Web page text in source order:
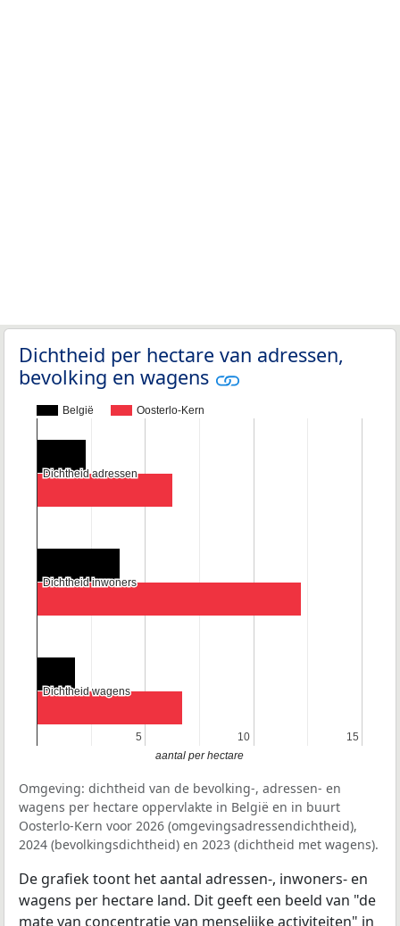
Dichtheid per hectare van adressen,
bevolking en wagens
België Oosterlo-Kern
5
5 10
10 15
15
Dichtheid adressen
Dichtheid adressen
Dichtheid inwoners
Dichtheid inwoners
Dichtheid wagens
Dichtheid wagens
aantal per hectare
Omgeving: dichtheid van de bevolking-, adressen- en
wagens per hectare oppervlakte in België en in buurt
Oosterlo-Kern voor 2026 (omgevingsadressendichtheid),
2024 (bevolkingsdichtheid) en 2023 (dichtheid met wagens).
De grafiek toont het aantal adressen-, inwoners- en
wagens per hectare land. Dit geeft een beeld van "de
mate van concentratie van menselijke activiteiten" in